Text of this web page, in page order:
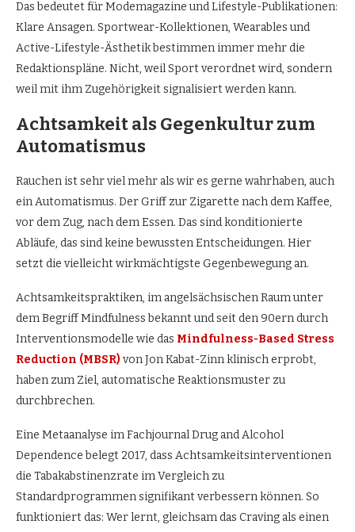
Das bedeutet für Modemagazine und Lifestyle-Publikationen:
Klare Ansagen. Sportwear-Kollektionen, Wearables und
Active-Lifestyle-Ästhetik bestimmen immer mehr die
Redaktionspläne. Nicht, weil Sport verordnet wird, sondern
weil mit ihm Zugehörigkeit signalisiert werden kann.
Achtsamkeit als Gegenkultur zum
Automatismus
Rauchen ist sehr viel mehr als wir es gerne wahrhaben, auch
ein Automatismus. Der Griff zur Zigarette nach dem Kaffee,
vor dem Zug, nach dem Essen. Das sind konditionierte
Abläufe, das sind keine bewussten Entscheidungen. Hier
setzt die vielleicht wirkmächtigste Gegenbewegung an.
Achtsamkeitspraktiken, im angelsächsischen Raum unter
dem Begriff Mindfulness bekannt und seit den 90ern durch
Interventionsmodelle wie das Mindfulness-Based Stress
Reduction (MBSR) von Jon Kabat-Zinn klinisch erprobt,
haben zum Ziel, automatische Reaktionsmuster zu
durchbrechen.
Eine Metaanalyse im Fachjournal Drug and Alcohol
Dependence belegt 2017, dass Achtsamkeitsinterventionen
die Tabakabstinenzrate im Vergleich zu
Standardprogrammen signifikant verbessern können. So
funktioniert das: Wer lernt, gleichsam das Craving als einen